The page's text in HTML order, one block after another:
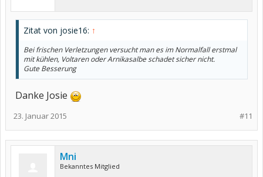
Zitat von josie16: ↑
Bei frischen Verletzungen versucht man es im Normalfall erstmal
mit kühlen, Voltaren oder Arnikasalbe schadet sicher nicht.
Gute Besserung
Danke Josie
#11
23. Januar 2015
Mni
Bekanntes Mitglied